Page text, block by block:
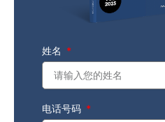
姓名
电话号码